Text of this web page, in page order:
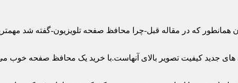
همانطور که در مقاله قبل-چرا محافظ صفحه تلویزیون-گفته شد
جدید کیفیت تصویر بالای آنهاست.با خرید یک محافظ صفحه خوب می